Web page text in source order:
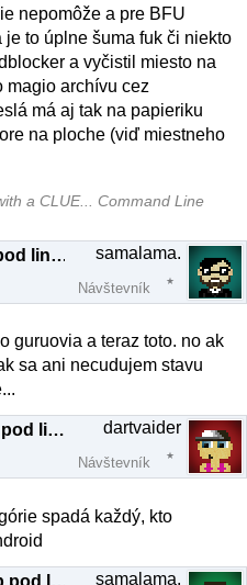
nepomôže a pre BFU
to úplne šuma fuk či niekto
a vyčistil miesto na
magio archívu cez
má aj tak na papieriku
na ploche (viď miestneho
a CLUE... Command Line
RE: remote desktop pod linuxom samalama.
Návštevník
guruovia a teraz toto. no ak
sa ani necudujem stavu
RE: remote desktop pod linuxom dartvaider
Návštevník
spadá každý, kto
RE: remote desktop pod linuxom samalama.